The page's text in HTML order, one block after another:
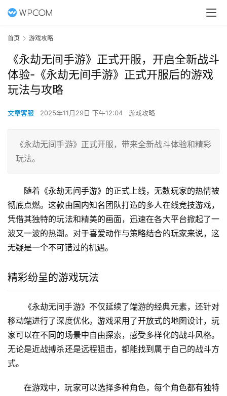
首页 游戏攻略
《永劫无间手游》正式开服，开启全新战斗
体验-《永劫无间手游》正式开服后的游戏
玩法与攻略
文章客服 2025年11月29日 下午12:04 游戏攻略
《永劫无间手游》正式开服，带来全新战斗体验和精彩
玩法。
随着《永劫无间手游》的正式上线，无数玩家的热情被
彻底点燃。这款由国内知名团队打造的多人在线竞技游戏，
凭借其独特的玩法和精美的画面，迅速在各大平台掀起了一
波又一波的热潮。对于喜爱动作与策略结合的玩家来说，这
无疑是一个不可错过的机遇。
精彩纷呈的游戏玩法
《永劫无间手游》不仅延续了端游的经典元素，还针对
移动端进行了深度优化。游戏采用了开放式的地图设计，玩
家可以在不同的场景中自由探索，感受多样化的战斗风格。
无论是近战搏杀还是远程狙击，都能找到属于自己的战斗方
式。
在游戏中，玩家可以选择多种角色，每个角色都有独特